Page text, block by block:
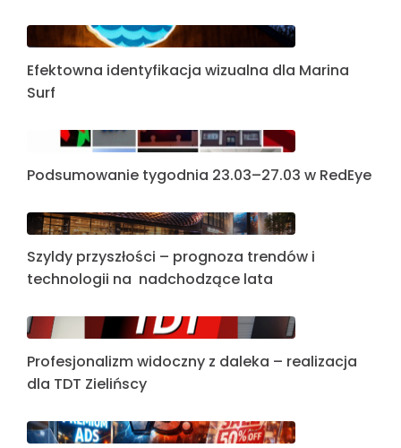
Efektowna identyfikacja wizualna dla Marina
Surf
Podsumowanie tygodnia 23.03–27.03 w RedEye
Szyldy przyszłości – prognoza trendów i
technologii na nadchodzące lata
Profesjonalizm widoczny z daleka – realizacja
dla TDT Zielińscy